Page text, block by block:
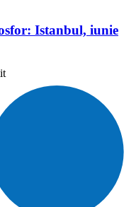
Istanbul, iunie